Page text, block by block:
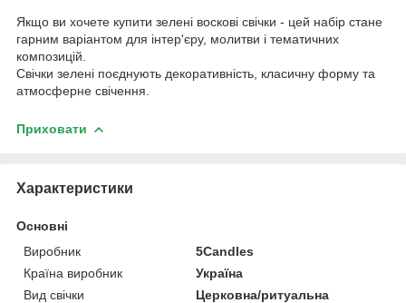
Якщо ви хочете купити зелені воскові свічки - цей набір стане
гарним варіантом для інтер'єру, молитви і тематичних
композицій.
Свічки зелені поєднують декоративність, класичну форму та
атмосферне свічення.
Приховати
Характеристики
Основні
Виробник
5Candles
Країна виробник
Україна
Вид свічки
Церковна/ритуальна